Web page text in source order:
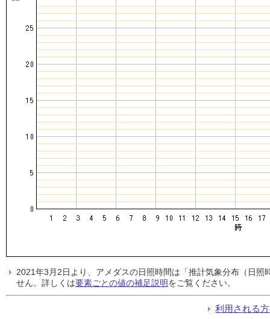
2021年3月2日より、アメダスの日照時間は「推計気象分布（日
せん。詳しくは要素ごとの値の補足説明をご覧ください。
利用される